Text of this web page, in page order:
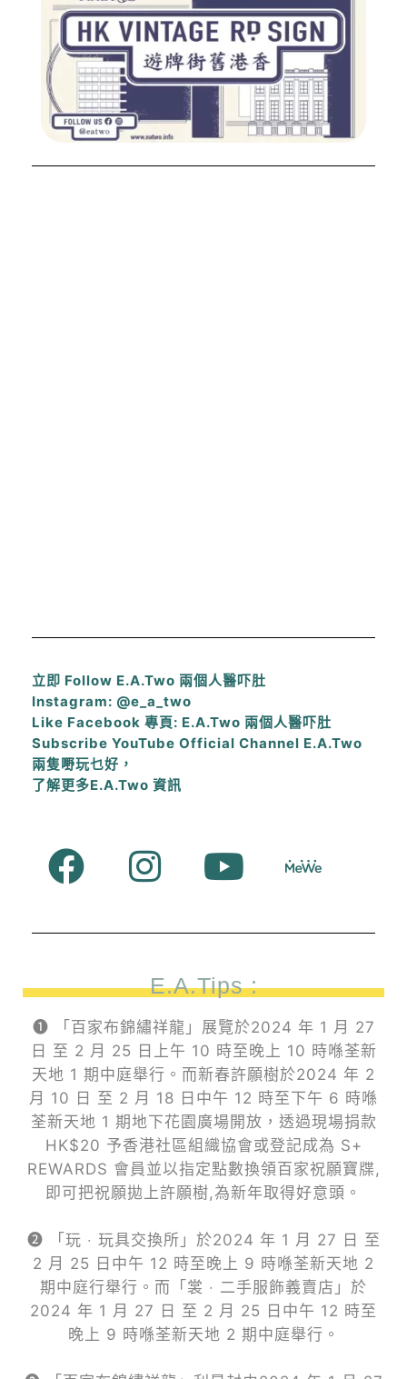
立即 Follow E.A.Two 兩個人醫吓肚
Instagram: @e_a_two
Like Facebook 專頁: E.A.Two 兩個人醫吓肚
Subscribe YouTube Official Channel E.A.Two
兩隻嘢玩乜好，
了解更多E.A.Two 資訊
E.A.Tips :
❶ 「百家布錦繡祥龍」展覽於2024 年 1 月 27
日 至 2 月 25 日上午 10 時至晚上 10 時喺荃新
天地 1 期中庭舉行。而新春許願樹於2024 年 2
月 10 日 至 2 月 18 日中午 12 時至下午 6 時喺
荃新天地 1 期地下花園廣場開放，透過現場捐款
HK$20 予香港社區組織協會或登記成為 S+
REWARDS 會員並以指定點數換領百家祝願寶牒,
即可把祝願拋上許願樹,為新年取得好意頭。
❷ 「玩 ‧ 玩具交換所」於2024 年 1 月 27 日 至
2 月 25 日中午 12 時至晚上 9 時喺荃新天地 2
期中庭行舉行。而「裳 ‧ 二手服飾義賣店」於
2024 年 1 月 27 日 至 2 月 25 日中午 12 時至
晚上 9 時喺荃新天地 2 期中庭舉行。